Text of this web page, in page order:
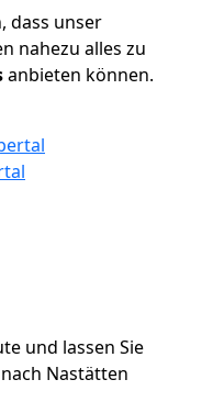
dass unser
nahezu alles zu
anbieten können.
und lassen Sie
Nastätten